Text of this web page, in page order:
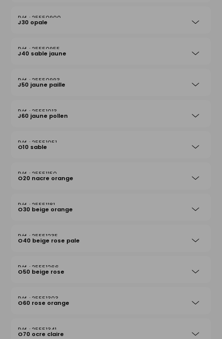
25550900
J30 opale
25550955
J40 sable jaune
25550993
J50 jaune paille
25551013
J60 jaune pollen
25551051
O10 sable
25551150
O20 nacre orange
25551181
O30 beige orange
25551235
O40 beige rose pale
25551266
O50 beige rose
25551303
O60 rose orange
25551341
O70 ocre claire